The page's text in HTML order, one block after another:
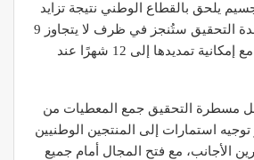
يلحق بالقطاع الوطني نتيجة تزايد
الواردات، مؤكدة أن مدة التحقيق ستُنجز في ظرف لا يتجاوز 9
أشهر من تاريخ فتحه، مع إمكانية تمديدها إلى 12 شهرًا عند
مسطرة التحقيق جمع المعطيات من
استمارات إلى المنتجين الوطنيين
الأجانب، مع فتح المجال أمام جميع